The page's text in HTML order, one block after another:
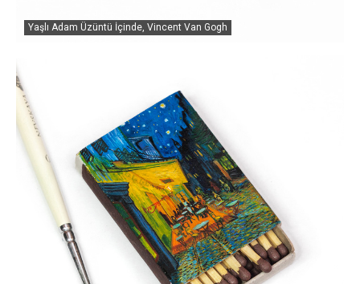
Yaşlı Adam Üzüntü İçinde, Vincent Van Gogh